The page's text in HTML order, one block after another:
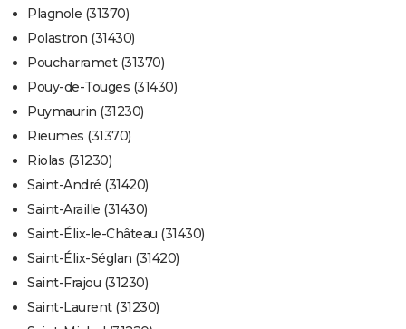
Plagnole (31370)
Polastron (31430)
Poucharramet (31370)
Pouy-de-Touges (31430)
Puymaurin (31230)
Rieumes (31370)
Riolas (31230)
Saint-André (31420)
Saint-Araille (31430)
Saint-Élix-le-Château (31430)
Saint-Élix-Séglan (31420)
Saint-Frajou (31230)
Saint-Laurent (31230)